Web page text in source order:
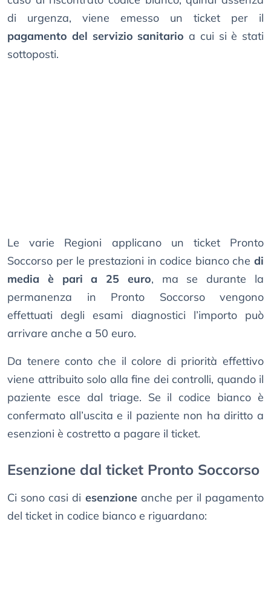
di urgenza, viene emesso un ticket per il
pagamento del servizio sanitario a cui si è stati
sottoposti.
Le varie Regioni applicano un ticket Pronto
Soccorso per le prestazioni in codice bianco che di
media è pari a 25 euro, ma se durante la
permanenza in Pronto Soccorso vengono
effettuati degli esami diagnostici l’importo può
arrivare anche a 50 euro.
Da tenere conto che il colore di priorità effettivo
viene attribuito solo alla fine dei controlli, quando il
paziente esce dal triage. Se il codice bianco è
confermato all’uscita e il paziente non ha diritto a
esenzioni è costretto a pagare il ticket.
Esenzione dal ticket Pronto Soccorso
Ci sono casi di esenzioneanche per il pagamento
del ticket in codice bianco e riguardano: